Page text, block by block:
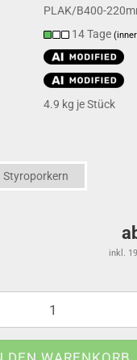
PLAK/B400-
14 Tage
4.9 kg je Stück
Styroporkern
inkl.